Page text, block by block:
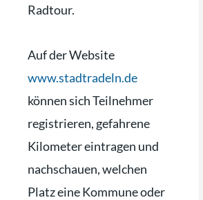
Radtour.
Auf der Website
www.stadtradeln.de
können sich Teilnehmer
registrieren, gefahrene
Kilometer eintragen und
nachschauen, welchen
Platz eine Kommune oder